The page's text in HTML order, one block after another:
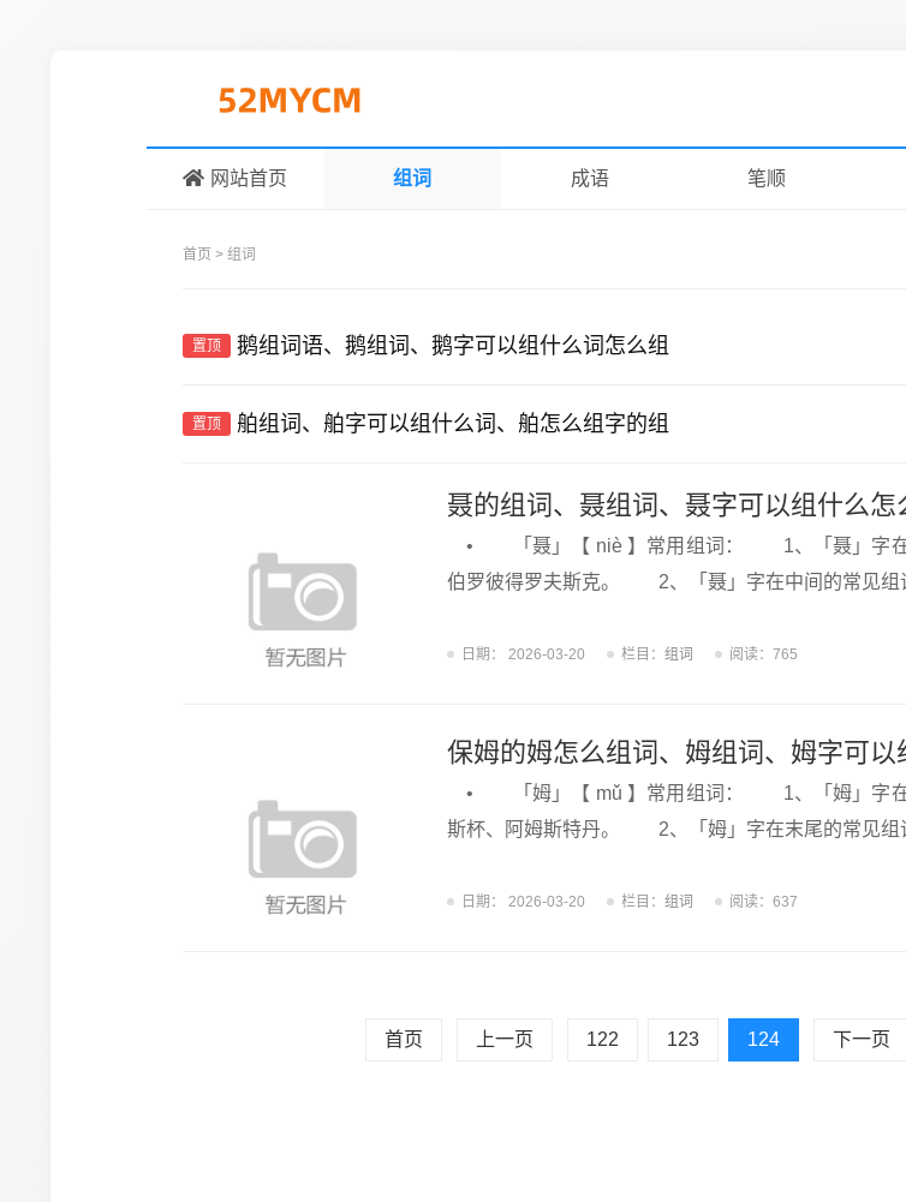
网站首页 组词 成语 笔顺
首页 > 组词
置顶 鹅组词语、鹅组词、鹅字可以组什么词怎么组
置顶 舶组词、舶字可以组什么词、舶怎么组字的组
聂的组词、聂组词、聂字可以组什么怎
• 「聂」【 niè 】常用组词： 1、「聂」字在
伯罗彼得罗夫斯克。 2、「聂」字在中间的常见组
日期： 2026-03-20 栏目： 组词 阅读：765
保姆的姆怎么组词、姆组词、姆字可以
• 「姆」【 mǔ 】常用组词： 1、「姆」字在
斯杯、阿姆斯特丹。 2、「姆」字在末尾的常见组
日期： 2026-03-20 栏目： 组词 阅读：637
首页 上一页 122 123 124 下一页